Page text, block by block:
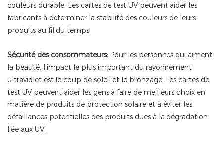
couleurs durable. Les cartes de test UV peuvent aider les
fabricants à déterminer la stabilité des couleurs de leurs
produits au fil du temps.
Sécurité des consommateurs: Pour les personnes qui aiment
la beauté, l’impact le plus important du rayonnement
ultraviolet est le coup de soleil et le bronzage. Les cartes de
test UV peuvent aider les gens à faire de meilleurs choix en
matière de produits de protection solaire et à éviter les
défaillances potentielles des produits dues à la dégradation
liée aux UV.